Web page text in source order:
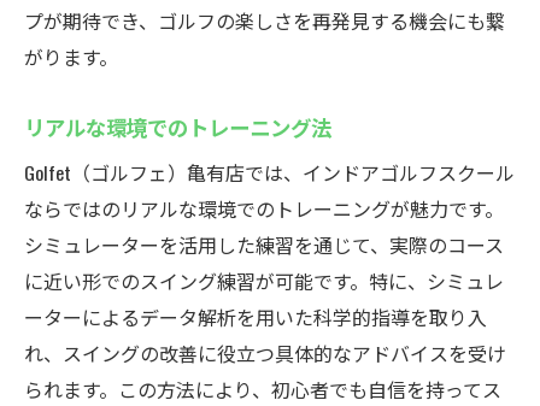
プが期待でき、ゴルフの楽しさを再発見する機会にも繋
がります。
リアルな環境でのトレーニング法
Golfet（ゴルフェ）亀有店では、インドアゴルフスクール
ならではのリアルな環境でのトレーニングが魅力です。
シミュレーターを活用した練習を通じて、実際のコース
に近い形でのスイング練習が可能です。特に、シミュレ
ーターによるデータ解析を用いた科学的指導を取り入
れ、スイングの改善に役立つ具体的なアドバイスを受け
られます。この方法により、初心者でも自信を持ってス